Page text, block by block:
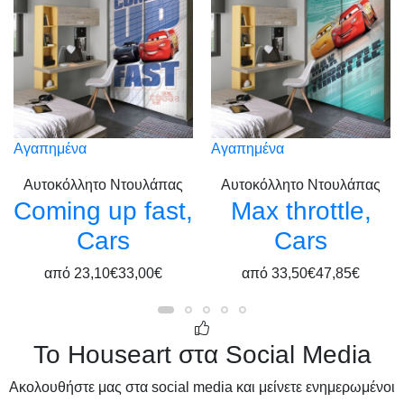
Αγαπημένα
Αυτοκόλλητο Ντουλάπας
Coming up fast,
Cars
από 23,10€33,00€
Αγαπημένα
Αυτοκόλλητο Ντουλάπας
Max throttle,
Cars
από 33,50€47,85€
Το Houseart στα Social Media
Ακολουθήστε μας στα social media και μείνετε ενημερωμένοι